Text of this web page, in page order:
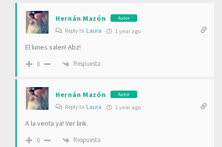
Hernán Mazón Autor
Reply to Laura 1 year ago
El lunes salen! Abz!
0 Respuesta
Hernán Mazón Autor
Reply to Laura 1 year ago
A la venta ya! Ver link.
0 Respuesta